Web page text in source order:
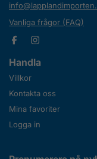
Vanliga frågor (FAQ)
Handla
Villkor
Kontakta oss
Mina favoriter
Logga in